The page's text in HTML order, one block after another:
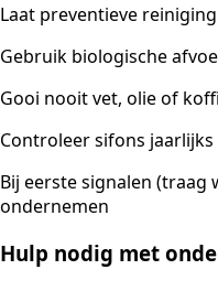
Laat preventieve
Gebruik biologische
Gooi nooit vet, olie of
Controleer sifons
Bij eerste signalen (traag
ondernemen
Hulp nodig met